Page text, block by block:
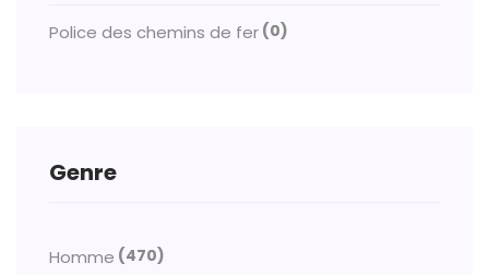
Police des chemins de fer (0)
Genre
Homme (470)